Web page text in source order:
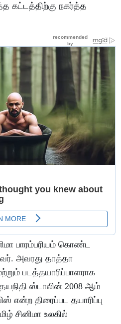
கட்டத்திற்கு நகர்த்த
பாரம்பரியம் கொண்ட
அவரது தாத்தா
படத்தயாரிப்பாளராக
ஸ்டாலின் 2008 ஆம்
திரைப்பட தயாரிப்பு
சினிமா உலகில்